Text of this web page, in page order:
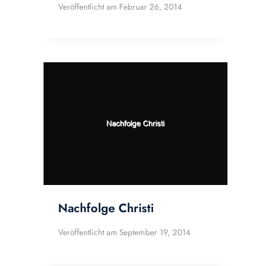
Veröffentlicht am Februar 26, 2014
Nachfolge Christi
Veröffentlicht am September 19, 2014